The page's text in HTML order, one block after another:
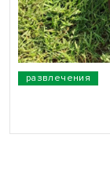
развлечения